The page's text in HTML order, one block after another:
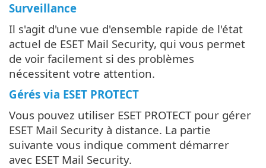
Surveillance
Il s'agit d'une vue d'ensemble rapide de l'état
actuel de ESET Mail Security, qui vous permet
de voir facilement si des problèmes
nécessitent votre attention.
Gérés via ESET PROTECT
Vous pouvez utiliser ESET PROTECT pour gérer
ESET Mail Security à distance. La partie
suivante vous indique comment démarrer
avec ESET Mail Security.